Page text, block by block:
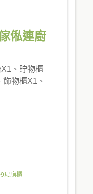
俬連廚
、貯物櫃
物櫃X1、
尺廁櫃